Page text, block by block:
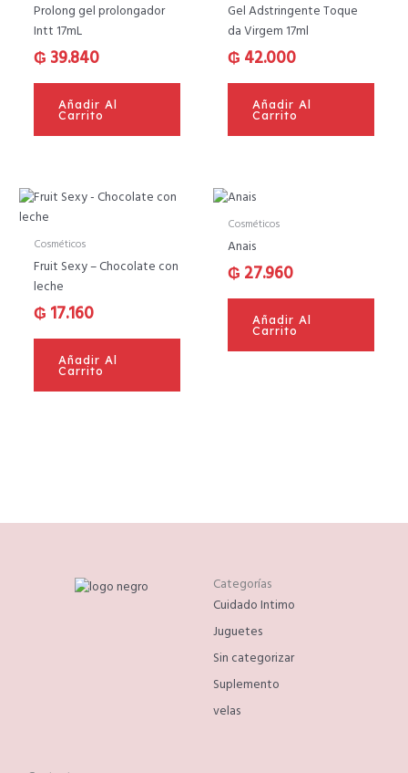
Prolong gel prolongador
Intt 17mL
₲ 39.840
Añadir Al
Carrito
Gel Adstringente Toque
da Virgem 17ml
₲ 42.000
Añadir Al
Carrito
Cosméticos
Fruit Sexy – Chocolate con
leche
₲ 17.160
Añadir Al
Carrito
Cosméticos
Anais
₲ 27.960
Añadir Al
Carrito
Categorías
Cuidado Intimo
Juguetes
Sin categorizar
Suplemento
velas